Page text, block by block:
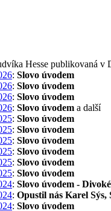
Hesse publikovaná v
: Slovo úvodem
: Slovo úvodem
: Slovo úvodem
: Slovo úvodem a další
: Slovo úvodem
: Slovo úvodem
: Slovo úvodem
: Slovo úvodem
: Slovo úvodem
: Slovo úvodem
: Slovo úvodem -
: Opustil nás Karel Sýs,
: Slovo úvodem